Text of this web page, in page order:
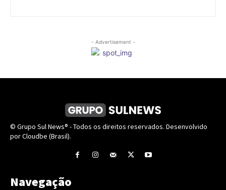
- Advertisement -
© Grupo Sul News® - Todos os direitos reservados. Desenvolvido
por Cloudbe (Brasil).
Navegação